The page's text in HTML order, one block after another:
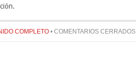
COMPLETO • COMENTARIOS CERRADOS